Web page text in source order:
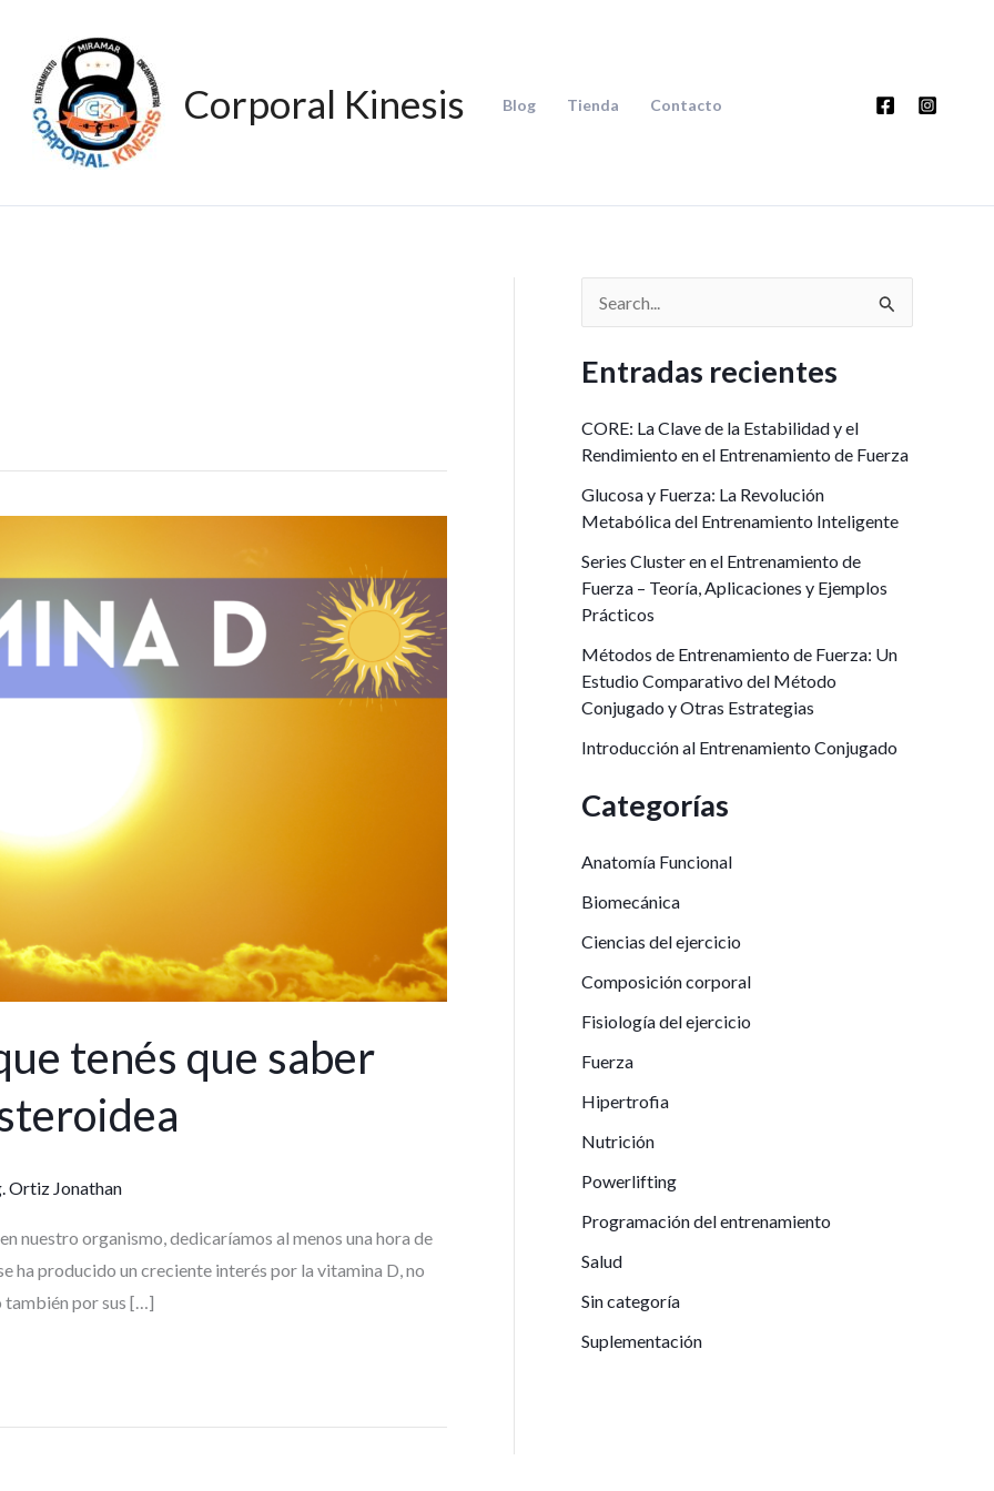
Corporal Kinesis Blog Tienda Contacto
tenés que saber
Ortiz Jonathan
nuestro organismo, dedicaríamos al menos una hora de
ha producido un creciente interés por la vitamina D, no
también por sus […]
s
a
r
p
o
r
:
Entradas recientes
CORE: La Clave de la Estabilidad y el
Rendimiento en el Entrenamiento de Fuerza
Glucosa y Fuerza: La Revolución
Metabólica del Entrenamiento Inteligente
Series Cluster en el Entrenamiento de
Fuerza – Teoría, Aplicaciones y Ejemplos
Prácticos
Métodos de Entrenamiento de Fuerza: Un
Estudio Comparativo del Método
Conjugado y Otras Estrategias
Introducción al Entrenamiento Conjugado
Categorías
Anatomía Funcional
Biomecánica
Ciencias del ejercicio
Composición corporal
Fisiología del ejercicio
Fuerza
Hipertrofia
Nutrición
Powerlifting
Programación del entrenamiento
Salud
Sin categoría
Suplementación